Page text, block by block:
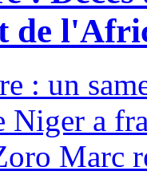
de
: un
Niger a
Marc